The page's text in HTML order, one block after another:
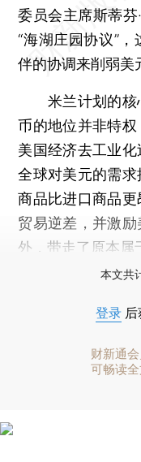
委员会主席斯蒂
“海湖庄园协议”
伴的协调来削弱美
米兰计划的核
币的地位并非特
美国经济去工业化
全球对美元的需
商品比进口商品
贸易逆差，并激
外，带走了原本属
本文共
登录
财新通会
可畅读全